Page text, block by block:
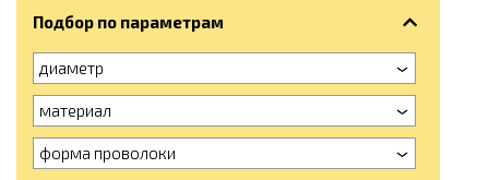
Подбор по параметрам
диаметр
материал
форма проволоки